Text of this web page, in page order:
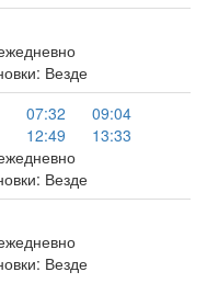
Везде
07:32
09:04
12:49
13:33
Везде
Везде